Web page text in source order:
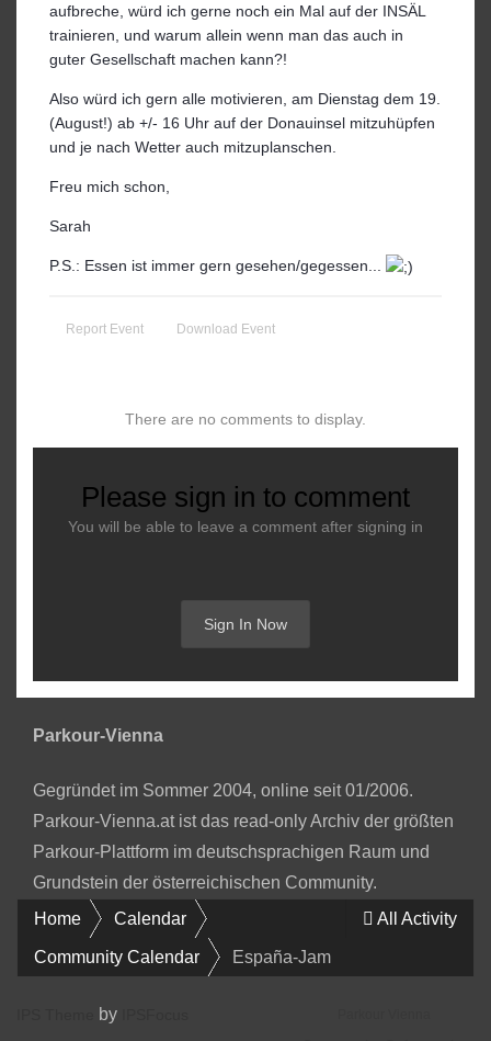
aufbreche, würd ich gerne noch ein Mal auf der INSÄL
trainieren, und warum allein wenn man das auch in
guter Gesellschaft machen kann?!
Also würd ich gern alle motivieren, am Dienstag dem 19.
(August!) ab +/- 16 Uhr auf der Donauinsel mitzuhüpfen
und je nach Wetter auch mitzuplanschen.
Freu mich schon,
Sarah
P.S.: Essen ist immer gern gesehen/gegessen...
Report Event Download Event
There are no comments to display.
Please sign in to comment
You will be able to leave a comment after signing in
Sign In Now
Parkour-Vienna
Gegründet im Sommer 2004, online seit 01/2006.
Parkour-Vienna.at ist das read-only Archiv der größten
Parkour-Plattform im deutschsprachigen Raum und
Grundstein der österreichischen Community.
All Activity
Home Calendar
Community Calendar España-Jam
by